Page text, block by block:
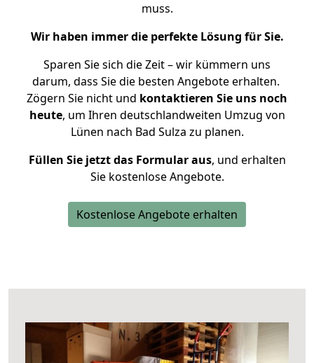
muss.
Wir haben immer die perfekte Lösung für Sie.
Sparen Sie sich die Zeit – wir kümmern uns
darum, dass Sie die besten Angebote erhalten.
Zögern Sie nicht und kontaktieren Sie uns noch
heute, um Ihren deutschlandweiten Umzug von
Lünen nach Bad Sulza zu planen.
Füllen Sie jetzt das Formular aus, und erhalten
Sie kostenlose Angebote.
Kostenlose Angebote erhalten